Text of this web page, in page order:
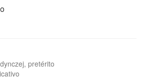
pretérito